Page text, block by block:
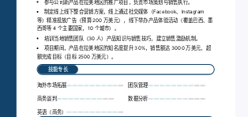
参与公司新产品在拉美地区的推广项目，负责市场策划与销售执行。
制定线上线下整合营销方案，线上通过社交媒体（Facebook、Instagram
等）精准投放广告（预算 200 万美元），线下举办产品体验活动（覆盖巴西、墨
西哥等 4 个主要国家，10 个城市）。
培训当地销售团队（30 人）产品知识与销售技巧，建立销售激励机制。
项目期间，产品在拉美地区的知名度提升 30%，销售额达 3000 万美元，超
额完成目标（目标 2500 万美元）。
技能专长
海外市场拓展 团队管理
商务谈判 数据分析
英语（商务）